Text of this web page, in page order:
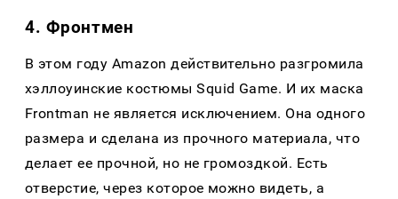
4. Фронтмен
В этом году Amazon действительно разгромила
хэллоуинские костюмы Squid Game. И их маска
Frontman не является исключением. Она одного
размера и сделана из прочного материала, что
делает ее прочной, но не громоздкой. Есть
отверстие, через которое можно видеть, а